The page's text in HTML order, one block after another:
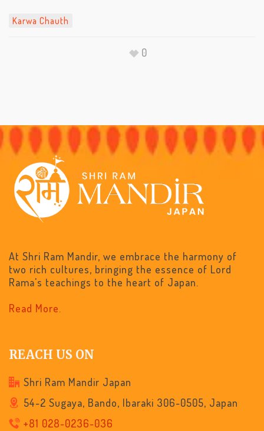
Karwa Chauth
0
At Shri Ram Mandir, we embrace the harmony of
two rich cultures, bringing the essence of Lord
Rama's teachings to the heart of Japan.
Read More.
REACH US ON
Shri Ram Mandir Japan
54-2 Sugaya, Bando, Ibaraki 306-0505, Japan
+81 028-0236-036